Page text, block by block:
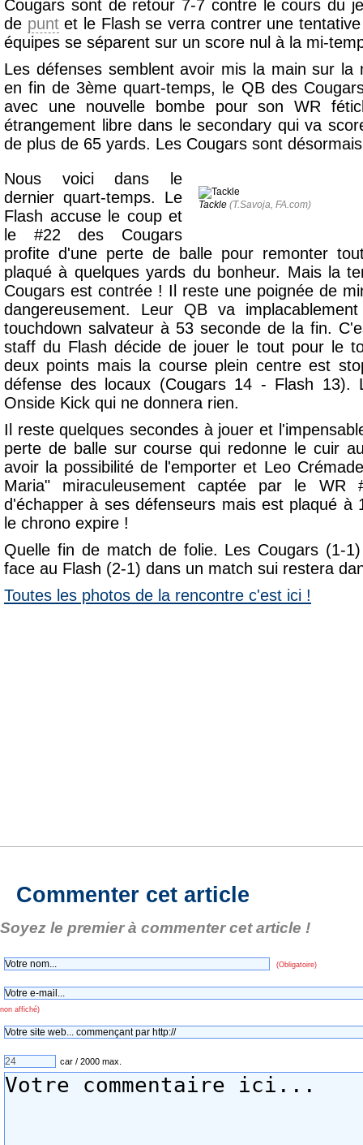
Cougars sont de retour 7-7 contre le cours du
de puntet le Flash se verra contrer une
équipes se séparent sur un score nul à la mi-
Les défenses semblent avoir mis la main sur la
en fin de 3ème quart-temps, le QB des
avec une nouvelle bombe pour son WR
étrangement libre dans le secondary qui va
de plus de 65 yards. Les Cougars sont
Tackle (T.Savoja, FA.com)
Nous voici dans le
dernier quart-temps. Le
Flash accuse le coup et
le #22 des Cougars
profite d'une perte de balle pour remonter
plaqué à quelques yards du bonheur. Mais la
Cougars est contrée ! Il reste une poignée de
dangereusement. Leur QB va
touchdown salvateur à 53 seconde de la fin.
staff du Flash décide de jouer le tout pour le
deux points mais la course plein centre est
défense des locaux (Cougars 14 - Flash 13).
Onside Kick qui ne donnera rien.
Il reste quelques secondes à jouer et
perte de balle sur course qui redonne le cuir
avoir la possibilité de l'emporter et Leo
Maria" miraculeusement captée par le
d'échapper à ses défenseurs mais est plaqué à
le chrono expire !
Quelle fin de match de folie. Les Cougars (1-
face au Flash (2-1) dans un match sui restera
Toutes les photos de la rencontre c'est ici !
Commenter cet article
Soyez le premier à commenter cet article !
(Obligatoire)
non affiché)
car / 2000 max.